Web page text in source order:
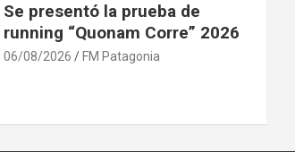
Se presentó la prueba de
running “Quonam Corre” 2026
06/08/2026 FM Patagonia